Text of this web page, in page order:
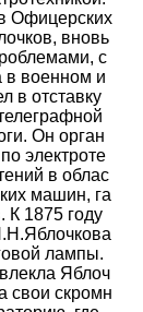
Офицерских
вновь
с
в военном и
в отставку
Он орган
электроте
в облас
машин, га
К 1875 году
лампы.
Яблоч
свои скромн